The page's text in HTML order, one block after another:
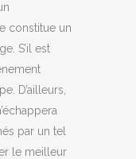
constitue un
S’il est
D’ailleurs,
par un tel
le meilleur